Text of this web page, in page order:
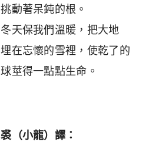
挑動著呆鈍的根。
冬天保我們溫暖，把大地
埋在忘懷的雪裡，使乾了的
球莖得一點點生命。
裘（小龍）譯：